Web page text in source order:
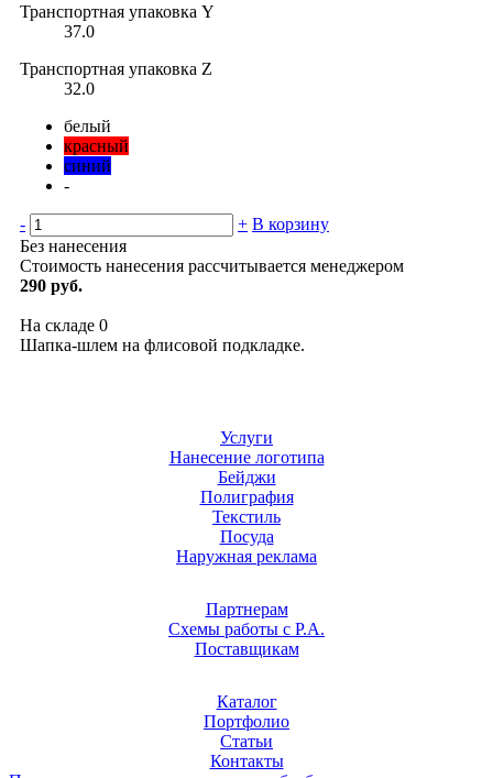
Транспортная упаковка Y
37.0
Транспортная упаковка Z
32.0
белый
красный
синий
-
- + В корзину
Без нанесения
Стоимость нанесения рассчитывается менеджером
290 руб.
На складе 0
Шапка-шлем на флисовой подкладке.
Услуги
Нанесение логотипа
Бейджи
Полиграфия
Текстиль
Посуда
Наружная реклама
Партнерам
Схемы работы с Р.А.
Поставщикам
Каталог
Портфолио
Статьи
Контакты